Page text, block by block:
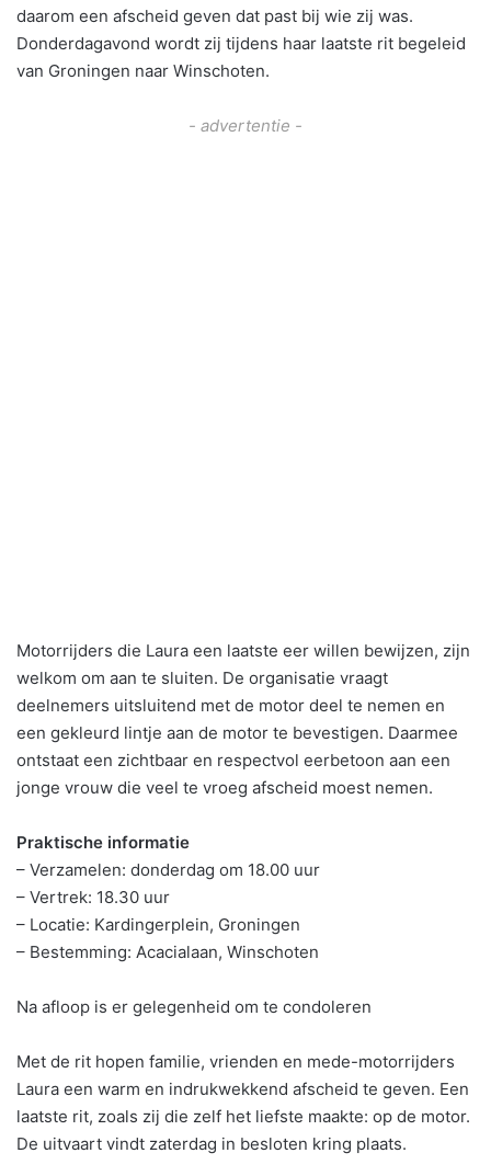
daarom een afscheid geven dat past bij wie zij was.
Donderdagavond wordt zij tijdens haar laatste rit begeleid
van Groningen naar Winschoten.
- advertentie -
Motorrijders die Laura een laatste eer willen bewijzen, zijn
welkom om aan te sluiten. De organisatie vraagt
deelnemers uitsluitend met de motor deel te nemen en
een gekleurd lintje aan de motor te bevestigen. Daarmee
ontstaat een zichtbaar en respectvol eerbetoon aan een
jonge vrouw die veel te vroeg afscheid moest nemen.
Praktische informatie
– Verzamelen: donderdag om 18.00 uur
– Vertrek: 18.30 uur
– Locatie: Kardingerplein, Groningen
– Bestemming: Acacialaan, Winschoten
Na afloop is er gelegenheid om te condoleren
Met de rit hopen familie, vrienden en mede-motorrijders
Laura een warm en indrukwekkend afscheid te geven. Een
laatste rit, zoals zij die zelf het liefste maakte: op de motor.
De uitvaart vindt zaterdag in besloten kring plaats.